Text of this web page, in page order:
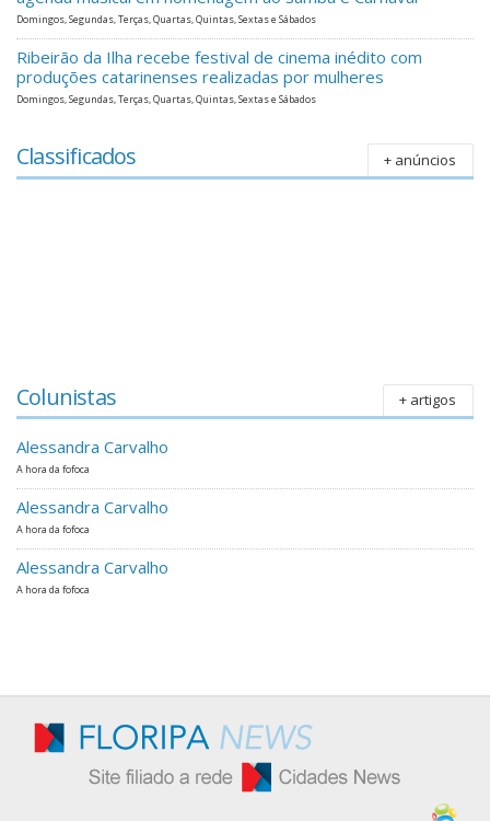
Domingos, Segundas, Terças, Quartas, Quintas, Sextas e Sábados
Ribeirão da Ilha recebe festival de cinema inédito com
produções catarinenses realizadas por mulheres
Domingos, Segundas, Terças, Quartas, Quintas, Sextas e Sábados
Classificados + anúncios
Colunistas + artigos
Alessandra Carvalho
A hora da fofoca
Alessandra Carvalho
A hora da fofoca
Alessandra Carvalho
A hora da fofoca